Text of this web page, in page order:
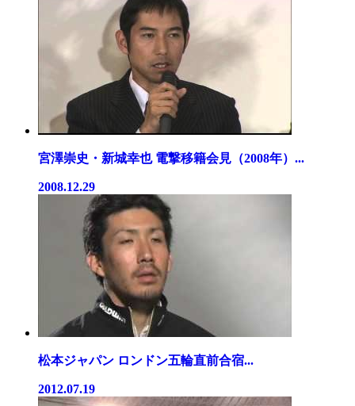
宮澤崇史・新城幸也 電撃移籍会見（2008年）...
2008.12.29
松本ジャパン ロンドン五輪直前合宿...
2012.07.19